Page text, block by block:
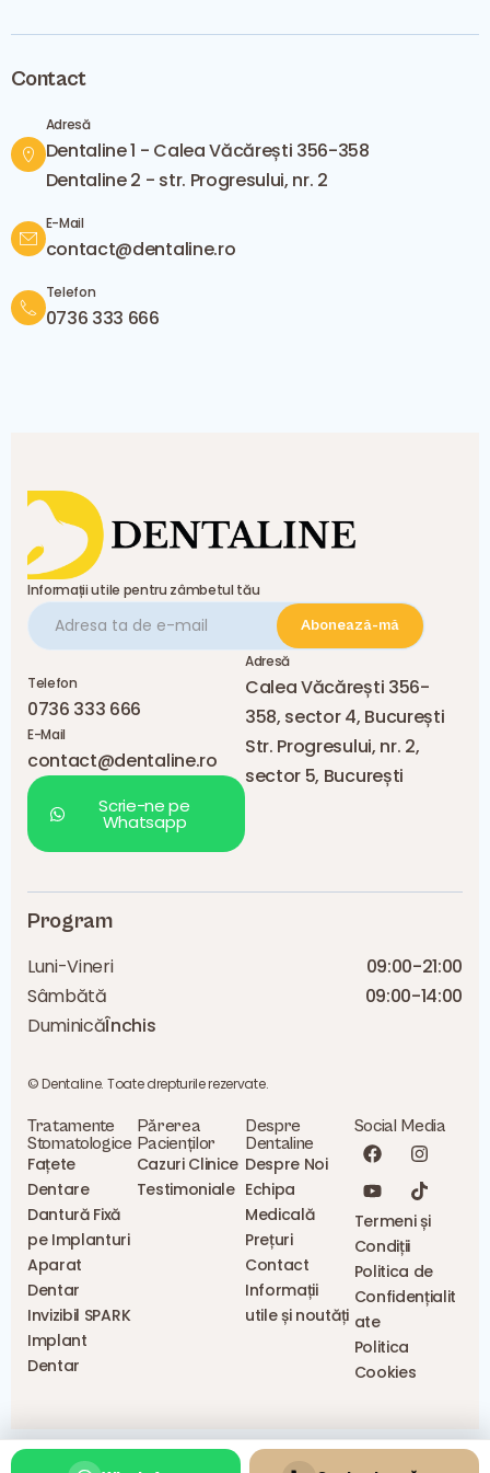
Contact
Adresă
Dentaline 1 - Calea Văcărești 356-358
Dentaline 2 - str. Progresului, nr. 2
E-Mail
contact@dentaline.ro
Telefon
0736 333 666
Informații utile pentru zâmbetul tău
Telefon
0736 333 666
E-Mail
contact@dentaline.ro
Scrie-ne pe
Whatsapp
Adresă
Calea Văcărești 356-
358, sector 4, București
Str. Progresului, nr. 2,
sector 5, București
Program
Luni-Vineri
09:00-21:00
Sâmbătă
09:00-14:00
DuminicăÎnchis
© Dentaline. Toate drepturile rezervate.
Tratamente
Stomatologice
Fațete
Dentare
Dantură Fixă
pe Implanturi
Aparat
Dentar
Invizibil SPARK
Implant
Dentar
Părerea
Pacienților
Cazuri Clinice
Testimoniale
Despre
Dentaline
Despre Noi
Echipa
Medicală
Prețuri
Contact
Informații
utile și noutăți
Social Media
Termeni și
Condiții
Politica de
Confidențialit
ate
Politica
Cookies